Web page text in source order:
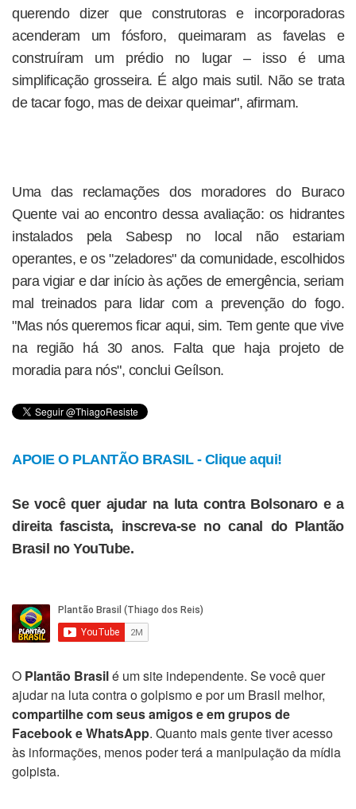
querendo dizer que construtoras e incorporadoras
acenderam um fósforo, queimaram as favelas e
construíram um prédio no lugar – isso é uma
simplificação grosseira. É algo mais sutil. Não se trata
de tacar fogo, mas de deixar queimar", afirmam.
Uma das reclamações dos moradores do Buraco
Quente vai ao encontro dessa avaliação: os hidrantes
instalados pela Sabesp no local não estariam
operantes, e os "zeladores" da comunidade, escolhidos
para vigiar e dar início às ações de emergência, seriam
mal treinados para lidar com a prevenção do fogo.
"Mas nós queremos ficar aqui, sim. Tem gente que vive
na região há 30 anos. Falta que haja projeto de
moradia para nós", conclui Geílson.
APOIE O PLANTÃO BRASIL - Clique aqui!
Se você quer ajudar na luta contra Bolsonaro e a
direita fascista, inscreva-se no canal do Plantão
Brasil no YouTube.
O Plantão Brasilé um site independente. Se você quer
ajudar na luta contra o golpismo e por um Brasil melhor,
compartilhe com seus amigos e em grupos de
Facebook e WhatsApp. Quanto mais gente tiver acesso
às informações, menos poder terá a manipulação da mídia
golpista.